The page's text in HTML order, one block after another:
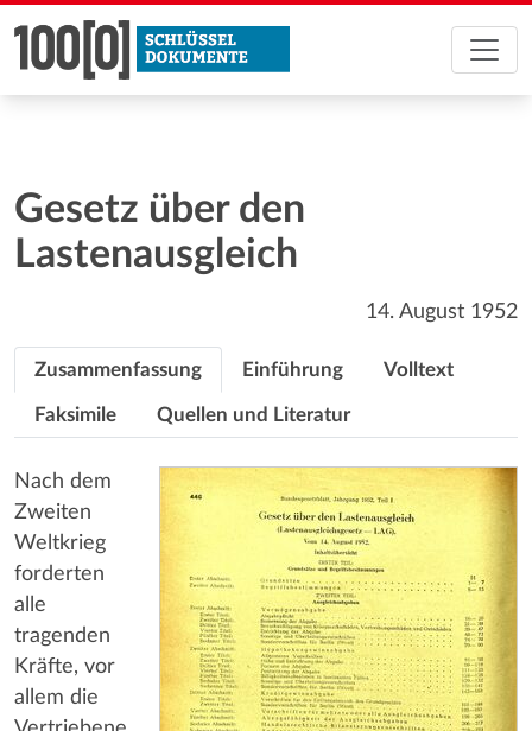
Gesetz über den
Lastenausgleich
14. August 1952
Zusammenfassung Einführung Volltext
Faksimile Quellen und Literatur
Nach dem
Zweiten
Weltkrieg
forderten
alle
tragenden
Kräfte, vor
allem die